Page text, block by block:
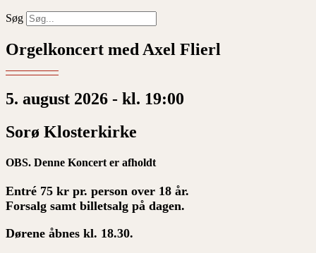
Søg
Orgelkoncert med Axel Flierl
5. august 2026 - kl. 19:00
Sorø Klosterkirke
OBS. Denne Koncert er afholdt
Entré 75 kr pr. person over 18 år.
Forsalg samt billetsalg på dagen.
Dørene åbnes kl. 18.30.